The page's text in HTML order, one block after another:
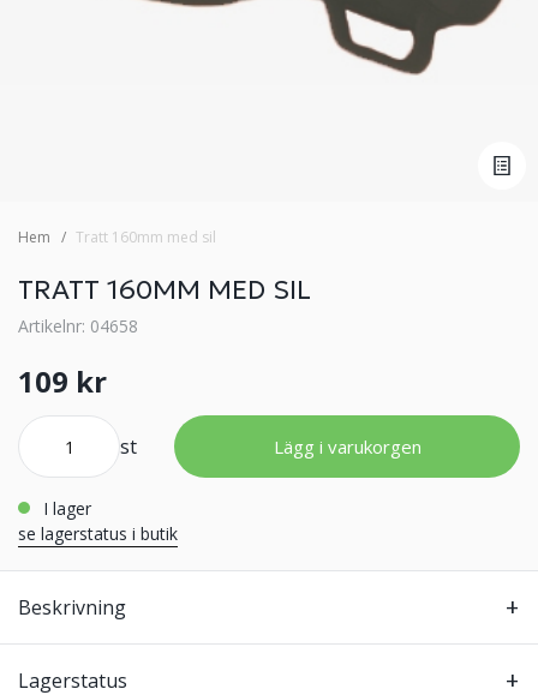
Hem Tratt 160mm med sil
TRATT 160MM MED SIL
Artikelnr: 04658
109 kr
st Lägg i varukorgen
i lager
se lagerstatus i butik
Beskrivning
Lagerstatus